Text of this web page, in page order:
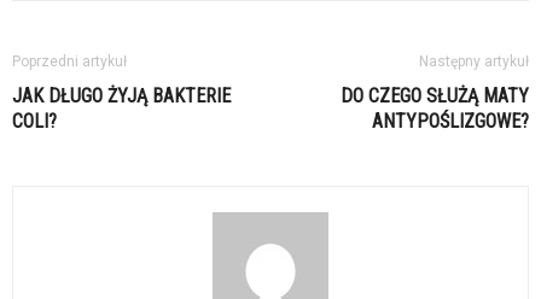
Poprzedni artykuł
JAK DŁUGO ŻYJĄ BAKTERIE
COLI?
Następny artykuł
DO CZEGO SŁUŻĄ MATY
ANTYPOŚLIZGOWE?